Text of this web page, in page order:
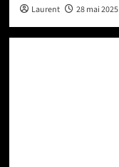
Laurent 28 mai 2025